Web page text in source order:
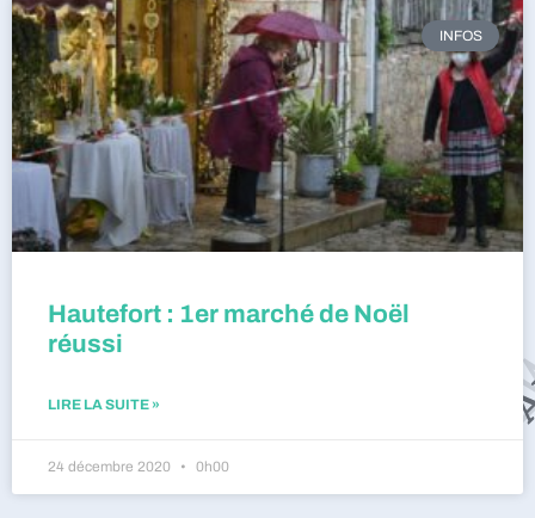
INFOS
Hautefort : 1er marché de Noël
réussi
LIRE LA SUITE »
24 décembre 2020 0h00